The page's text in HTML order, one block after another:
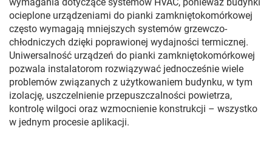
ocieplone urządzeniami do pianki zamkniętokomórkowej
często wymagają mniejszych systemów grzewczo-
chłodniczych dzięki poprawionej wydajności termicznej.
Uniwersalność urządzeń do pianki zamkniętokomórkowej
pozwala instalatorom rozwiązywać jednocześnie wiele
problemów związanych z użytkowaniem budynku, w tym
izolację, uszczelnienie przepuszczalności powietrza,
kontrolę wilgoci oraz wzmocnienie konstrukcji – wszystko
w jednym procesie aplikacji.